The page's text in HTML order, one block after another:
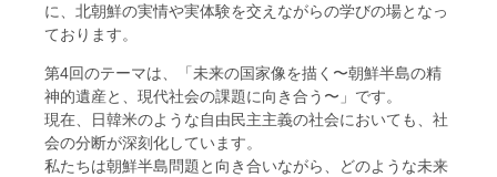
に、北朝鮮の実情や実体験を交えながらの学びの場となっ
ております。
第4回のテーマは、「未来の国家像を描く〜朝鮮半島の精
神的遺産と、現代社会の課題に向き合う〜」です。
現在、日韓米のような自由民主主義の社会においても、社
会の分断が深刻化しています。
私たちは朝鮮半島問題と向き合いながら、どのような未来